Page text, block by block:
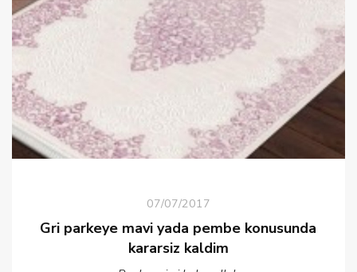
07/07/2017
Gri parkeye mavi yada pembe konusunda
kararsiz kaldim